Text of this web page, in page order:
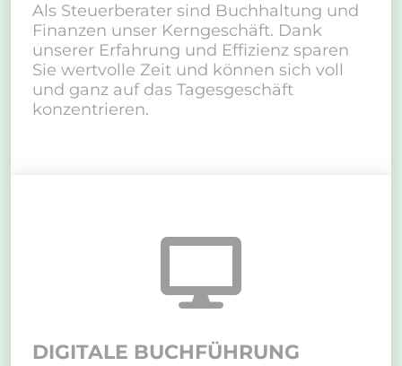
Als Steuerberater sind Buchhaltung und
Finanzen unser Kerngeschäft. Dank
unserer Erfahrung und Effizienz sparen
Sie wertvolle Zeit und können sich voll
und ganz auf das Tagesgeschäft
konzentrieren.
DIGITALE BUCHFÜHRUNG